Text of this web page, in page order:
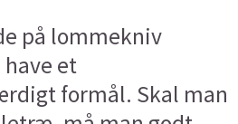
på lommekniv
have et
formål. Skal man